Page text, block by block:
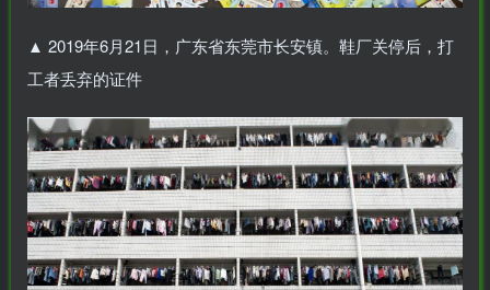
▲ 2019年6月21日，广东省东莞市长安镇。鞋厂关停后，打
工者丢弃的证件